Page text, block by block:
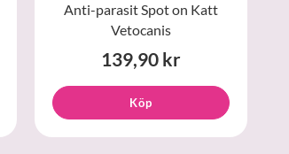
Anti-parasit Spot on Katt
Vetocanis
139,90 kr
Köp